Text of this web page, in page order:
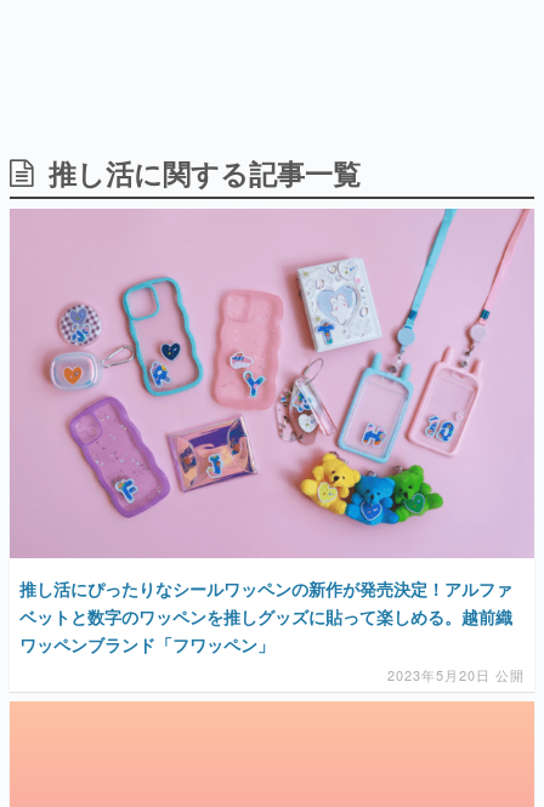
日本のコンテンツ産業やカルチャーに与えた影響を探る企
画です。
日本のモバイルゲーム史における主要なトピック・タイト
ルを網羅するほか、開発者へのインタビューや識者による
解説を掲載。約20年の歴史が一望できる決定版！
若ゲのいたり〜ゲームクリエイターの青春〜
『うつヌケ』『ペンと箸』等で知られるマンガ家・田中圭
一先生によるゲーム業界レポートマンガです。
なんでゲームは面白い？
ゲーム開発者・hamatsu氏がゲームの魅力を画面や操作の
具体的な形から解き明かしていく、硬派で骨太な評論連載
です。
ゲームが変えた日本語
の起源や用法の変遷を、コンピューター文化史研究家・タ
イニーP氏が徹底調査。
カテゴリ
特集記事
推し活に関する記事一覧
推し活にぴったりなシールワッペンの新作が発売決定！アルファ
ベットと数字のワッペンを推しグッズに貼って楽しめる。越前織
ワッペンブランド「フワッペン」
2023年5月20日 公開